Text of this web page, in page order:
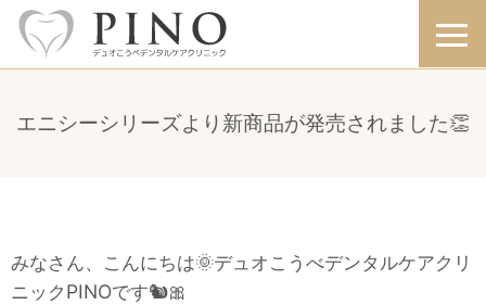
エニシーシリーズより新商品が発売されました👏
みなさん、こんにちは🌞デュオこうべデンタルケアクリ
ニックPINOです🐿🎀